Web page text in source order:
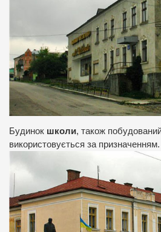
Будинок школи, також
використовується за призначенням.